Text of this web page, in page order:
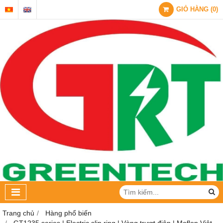
GIỎ HÀNG (0)
Trang chủ
Hàng phổ biến